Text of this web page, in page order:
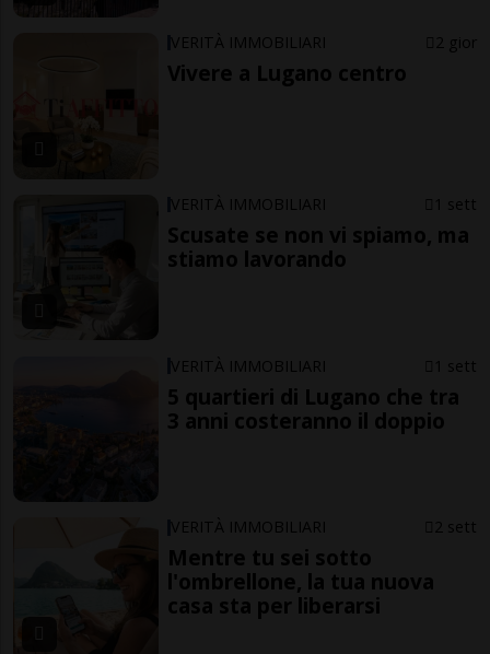
VERITÀ IMMOBILIARI 2 gior
Vivere a Lugano centro
VERITÀ IMMOBILIARI 1 sett
Scusate se non vi spiamo, ma
stiamo lavorando
VERITÀ IMMOBILIARI 1 sett
5 quartieri di Lugano che tra
3 anni costeranno il doppio
VERITÀ IMMOBILIARI 2 sett
Mentre tu sei sotto
l'ombrellone, la tua nuova
casa sta per liberarsi